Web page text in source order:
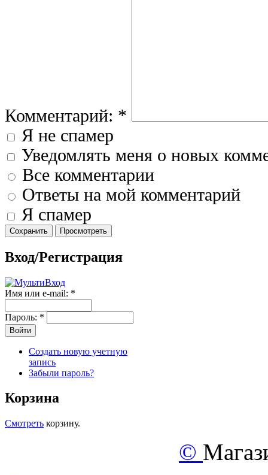
Комментарий: *
Я не спамер
Уведомлять меня о новых
Все комментарии
Ответы на мой комментарий
Я спамер
Вход/Регистрация
Имя или e-mail: *
Пароль: *
Создать новую учетную
запись
Забыли пароль?
Корзина
Смотреть корзину.
©